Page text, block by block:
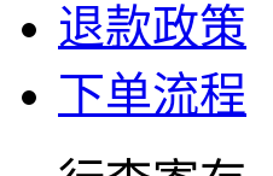
退款政策
下单流程